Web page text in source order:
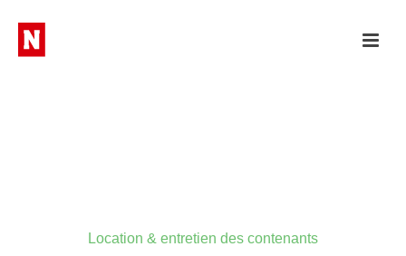
Location & entretien des contenants